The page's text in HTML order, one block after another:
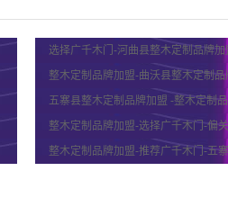
选择广千木门-河曲县整木定制品牌
整木定制品牌加盟-曲沃县整木定制品
五寨县整木定制品牌加盟 -整木定制
整木定制品牌加盟-选择广千木门-偏
整木定制品牌加盟-推荐广千木门-五